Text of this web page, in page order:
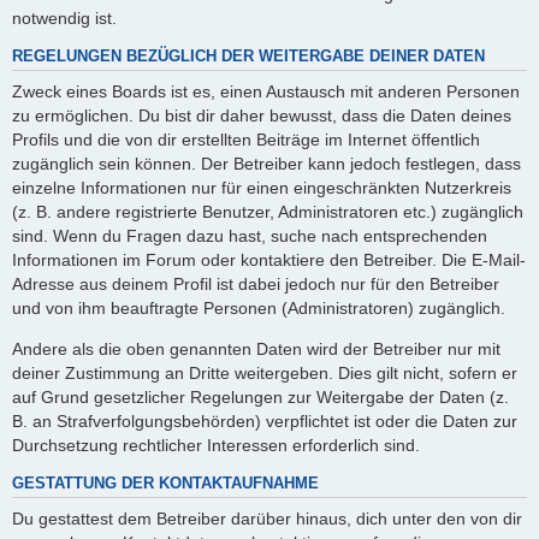
notwendig ist.
REGELUNGEN BEZÜGLICH DER WEITERGABE DEINER DATEN
Zweck eines Boards ist es, einen Austausch mit anderen Personen
zu ermöglichen. Du bist dir daher bewusst, dass die Daten deines
Profils und die von dir erstellten Beiträge im Internet öffentlich
zugänglich sein können. Der Betreiber kann jedoch festlegen, dass
einzelne Informationen nur für einen eingeschränkten Nutzerkreis
(z. B. andere registrierte Benutzer, Administratoren etc.) zugänglich
sind. Wenn du Fragen dazu hast, suche nach entsprechenden
Informationen im Forum oder kontaktiere den Betreiber. Die E-Mail-
Adresse aus deinem Profil ist dabei jedoch nur für den Betreiber
und von ihm beauftragte Personen (Administratoren) zugänglich.
Andere als die oben genannten Daten wird der Betreiber nur mit
deiner Zustimmung an Dritte weitergeben. Dies gilt nicht, sofern er
auf Grund gesetzlicher Regelungen zur Weitergabe der Daten (z.
B. an Strafverfolgungsbehörden) verpflichtet ist oder die Daten zur
Durchsetzung rechtlicher Interessen erforderlich sind.
GESTATTUNG DER KONTAKTAUFNAHME
Du gestattest dem Betreiber darüber hinaus, dich unter den von dir